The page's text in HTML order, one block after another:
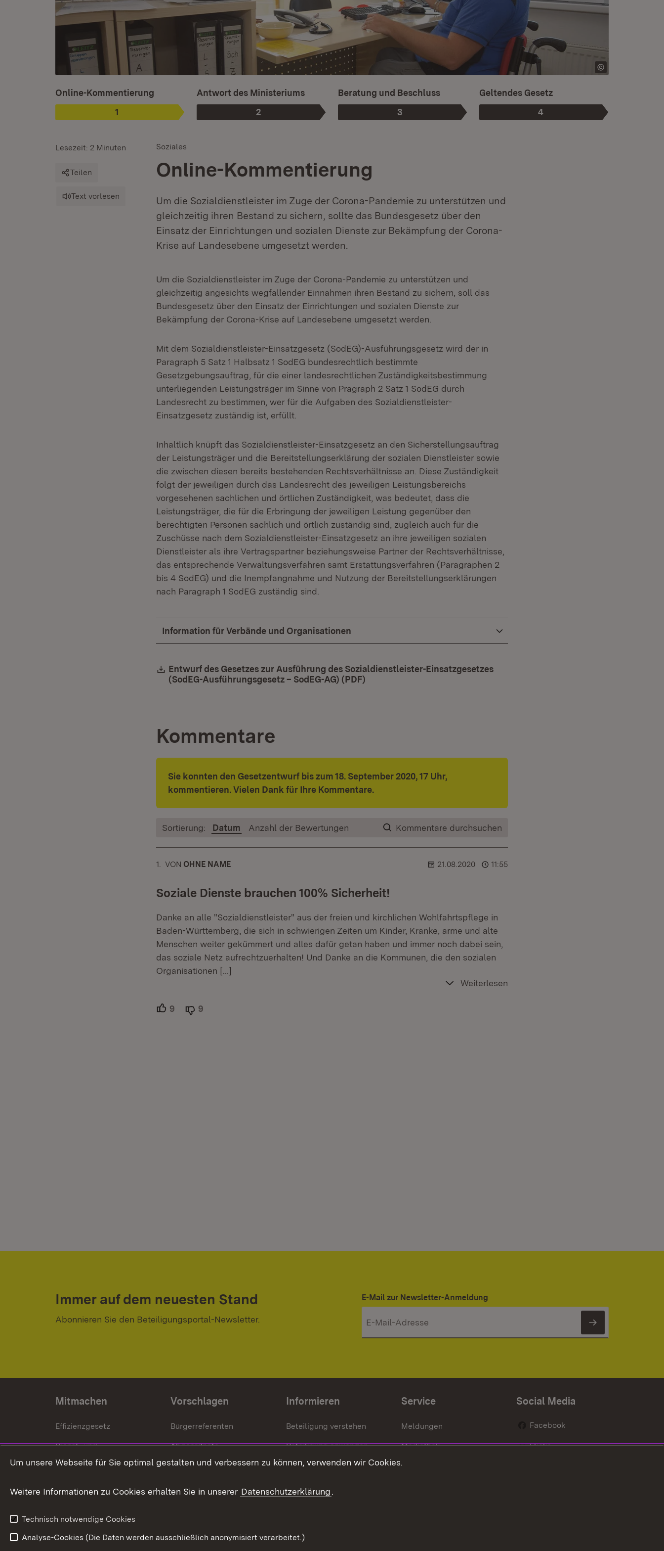
Phase
1
:
Ist ausgewählt.
Online-Kommentierung
Phase
2
:
Antwort des Ministeriums
Phase
3
:
Beratung und Beschluss
Phase
4
:
Ist die aktuelle Phase.
Geltendes Gesetz
Soziales
Online-Kommentierung
Um die Sozialdienstleister im Zuge der Corona-Pandemie zu unterstützen und
gleichzeitig ihren Bestand zu sichern, sollte das Bundesgesetz über den
Einsatz der Einrichtungen und sozialen Dienste zur Bekämpfung der Corona-
Krise auf Landesebene umgesetzt werden.
Lesezeit: 2 Minuten
Teilen
Text vorlesen
Um die Sozialdienstleister im Zuge der Corona-Pandemie zu unterstützen und
gleichzeitig angesichts wegfallender Einnahmen ihren Bestand zu sichern, soll das
Bundesgesetz über den Einsatz der Einrichtungen und sozialen Dienste zur
Bekämpfung der Corona-Krise auf Landesebene umgesetzt werden.
Mit dem Sozialdienstleister-Einsatzgesetz (SodEG)-Ausführungsgesetz wird der in
Paragraph 5 Satz 1 Halbsatz 1 SodEG bundesrechtlich bestimmte
Gesetzgebungsauftrag, für die einer landesrechtlichen Zuständigkeitsbestimmung
unterliegenden Leistungsträger im Sinne von Pragraph 2 Satz 1 SodEG durch
Landesrecht zu bestimmen, wer für die Aufgaben des Sozialdienstleister-
Einsatzgesetz zuständig ist, erfüllt.
Inhaltlich knüpft das Sozialdienstleister-Einsatzgesetz an den Sicherstellungsauftrag
der Leistungsträger und die Bereitstellungserklärung der sozialen Dienstleister sowie
die zwischen diesen bereits bestehenden Rechtsverhältnisse an. Diese Zuständigkeit
folgt der jeweiligen durch das Landesrecht des jeweiligen Leistungsbereichs
vorgesehenen sachlichen und örtlichen Zuständigkeit, was bedeutet, dass die
Leistungsträger, die für die Erbringung der jeweiligen Leistung gegenüber den
berechtigten Personen sachlich und örtlich zuständig sind, zugleich auch für die
Zuschüsse nach dem Sozialdienstleister-Einsatzgesetz an ihre jeweiligen sozialen
Dienstleister als ihre Vertragspartner beziehungsweise Partner der Rechtsverhältnisse,
das entsprechende Verwaltungsverfahren samt Erstattungsverfahren (Paragraphen 2
bis 4 SodEG) und die Inempfangnahme und Nutzung der Bereitstellungserklärungen
nach Paragraph 1 SodEG zuständig sind.
Information für Verbände und Organisationen
Download:
Entwurf des Gesetzes zur Ausführung des Sozialdienstleister-Einsatzgesetzes
(SodEG-Ausführungsgesetz – SodEG-AG) (PDF)
Kommentare
Sie konnten den Gesetzentwurf bis zum 18. September 2020, 17 Uhr,
kommentieren. Vielen Dank für Ihre Kommentare.
Kommentare durchsuchen
Sortierung: Datum Anzahl der Bewertungen
1. KOMMENTAR
VON :OHNE NAME 21.08.2020 11:55
Soziale Dienste brauchen 100% Sicherheit!
Danke an alle "Sozialdienstleister" aus der freien und kirchlichen Wohlfahrtspflege in
Baden-Württemberg, die sich in schwierigen Zeiten um Kinder, Kranke, arme und alte
Menschen weiter gekümmert und alles dafür getan haben und immer noch dabei sein,
das soziale Netz aufrechtzuerhalten! Und Danke an die Kommunen, die den sozialen
Organisationen […]
Weiterlesen
9 Unterstützer.
9
Immer auf dem neuesten Stand
Abonnieren Sie den Beteiligungsportal-Newsletter.
E-Mail zur Newsletter-Anmeldung
Newsletter
Mitmachen
Effizienzgesetz
Dienst- und
Versorgungsbezüge
Weitere
Vorschlagen
Bürgerreferenten
Abgeordnete
Bürgerbeauftragte
Informieren
Beteiligung verstehen
Beteiligung anwenden
Beteiligung stärken
Service
Meldungen
Mediathek
Publikationen
Social Media
Facebook
Flickr
Um unsere Webseite für Sie optimal gestalten und verbessern zu können, verwenden wir Cookies.
Weitere Informationen zu Cookies erhalten Sie in unserer Datenschutzerklärung.
Technisch notwendige Cookies
Analyse-Cookies (Die Daten werden ausschließlich anonymisiert verarbeitet.)